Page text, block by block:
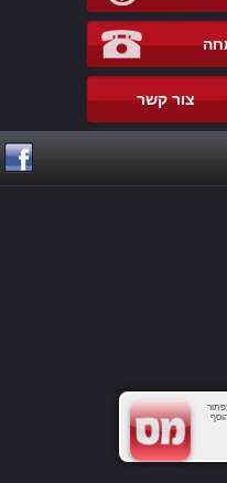
צור קשר